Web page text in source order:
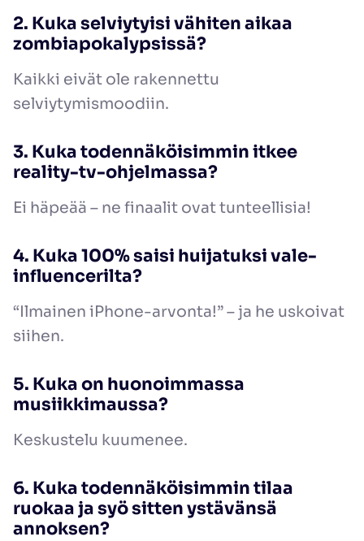
2. Kuka selviytyisi vähiten aikaa
zombiapokalypsissä?
Kaikki eivät ole rakennettu
selviytymismoodiin.
3. Kuka todennäköisimmin itkee
reality-tv-ohjelmassa?
Ei häpeää – ne finaalit ovat tunteellisia!
4. Kuka 100% saisi huijatuksi vale-
influencerilta?
“Ilmainen iPhone-arvonta!” – ja he uskoivat
siihen.
5. Kuka on huonoimmassa
musiikkimaussa?
Keskustelu kuumenee.
6. Kuka todennäköisimmin tilaa
ruokaa ja syö sitten ystävänsä
annoksen?